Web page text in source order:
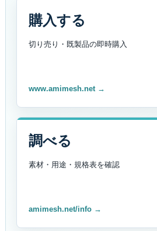
購入する
切り売り・既製品の即時購入
www.amimesh.net →
調べる
素材・用途・規格表を確認
amimesh.net/info →